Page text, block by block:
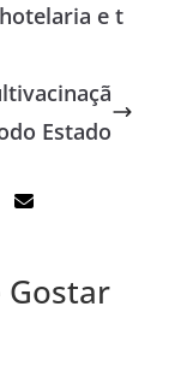
e t
Estado
Gostar